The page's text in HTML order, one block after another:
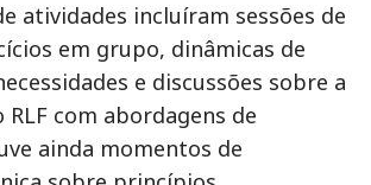
atividades incluíram sessões de
em grupo, dinâmicas de
e discussões sobre a
com abordagens de
ainda momentos de